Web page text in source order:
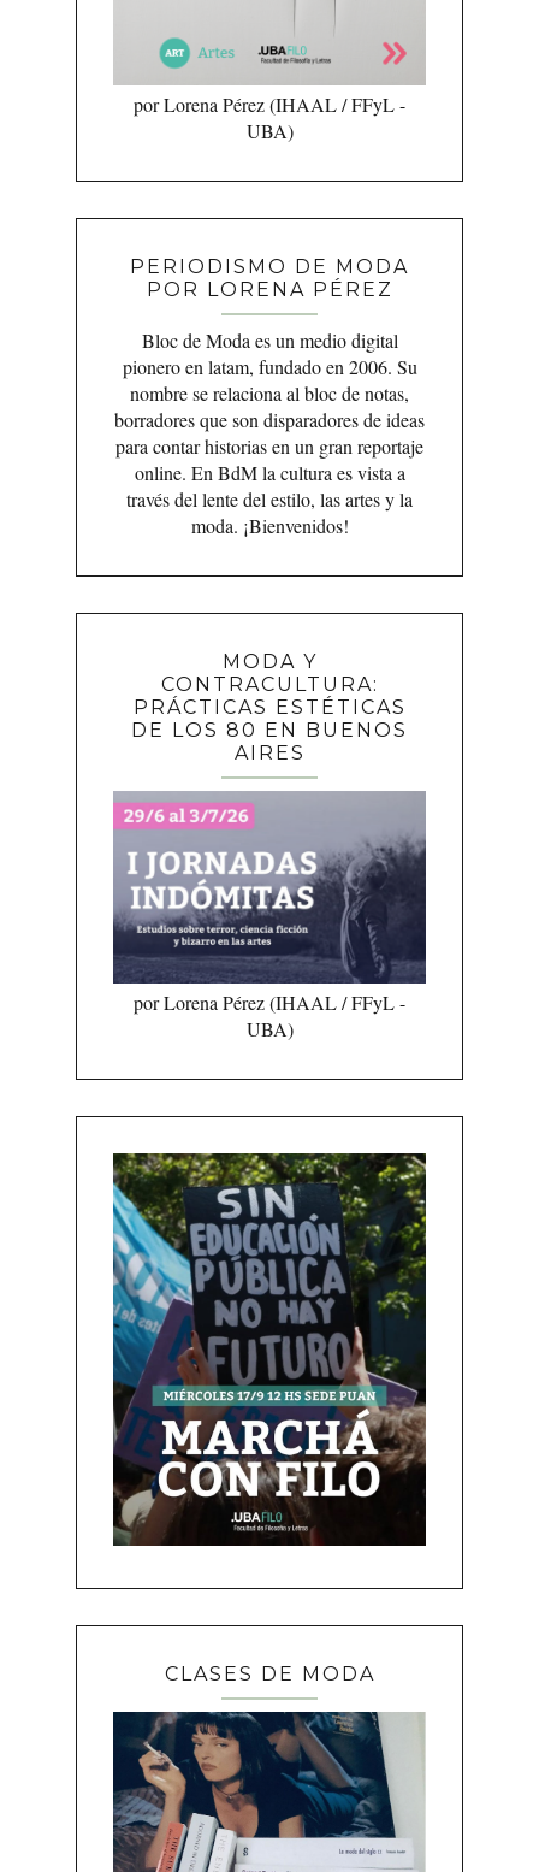
por Lorena Pérez (IHAAL / FFyL -
UBA)
PERIODISMO DE MODA
POR LORENA PÉREZ
Bloc de Moda es un medio digital
pionero en latam, fundado en 2006. Su
nombre se relaciona al bloc de notas,
borradores que son disparadores de ideas
para contar historias en un gran reportaje
online. En BdM la cultura es vista a
través del lente del estilo, las artes y la
moda. ¡Bienvenidos!
MODA Y
CONTRACULTURA:
PRÁCTICAS ESTÉTICAS
DE LOS 80 EN BUENOS
AIRES
por Lorena Pérez (IHAAL / FFyL -
UBA)
CLASES DE MODA